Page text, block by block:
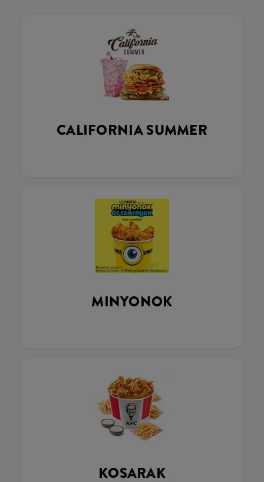
CALIFORNIA SUMMER
MINYONOK
KOSARAK